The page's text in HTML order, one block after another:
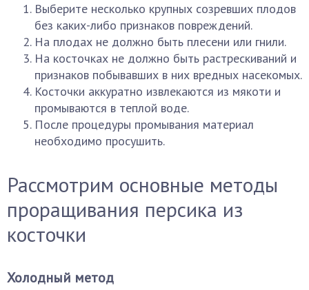
Выберите несколько крупных созревших плодов
без каких-либо признаков повреждений.
На плодах не должно быть плесени или гнили.
На косточках не должно быть растрескиваний и
признаков побывавших в них вредных насекомых.
Косточки аккуратно извлекаются из мякоти и
промываются в теплой воде.
После процедуры промывания материал
необходимо просушить.
Рассмотрим основные методы
проращивания персика из
косточки
Холодный метод